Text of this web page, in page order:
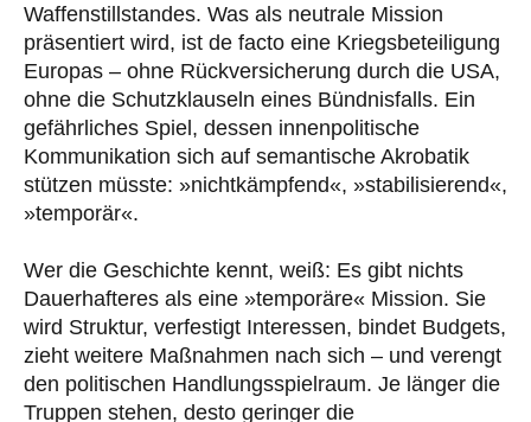
Waffenstillstandes. Was als neutrale Mission
präsentiert wird, ist de facto eine Kriegsbeteiligung
Europas – ohne Rückversicherung durch die USA,
ohne die Schutzklauseln eines Bündnisfalls. Ein
gefährliches Spiel, dessen innenpolitische
Kommunikation sich auf semantische Akrobatik
stützen müsste: »nichtkämpfend«, »stabilisierend«,
»temporär«.
Wer die Geschichte kennt, weiß: Es gibt nichts
Dauerhafteres als eine »temporäre« Mission. Sie
wird Struktur, verfestigt Interessen, bindet Budgets,
zieht weitere Maßnahmen nach sich – und verengt
den politischen Handlungsspielraum. Je länger die
Truppen stehen, desto geringer die